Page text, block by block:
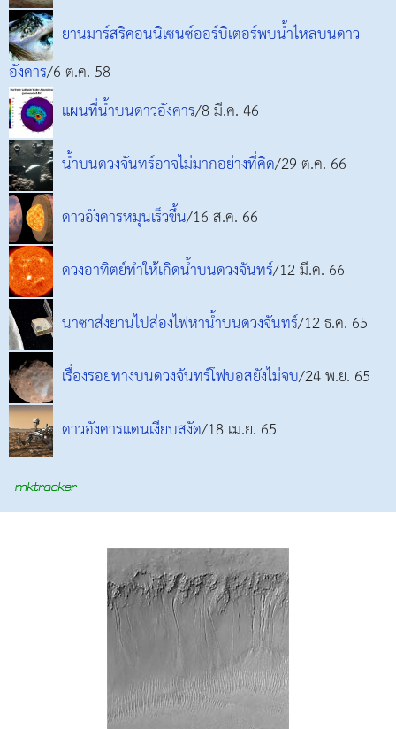
ยานมาร์สริคอนนิเซนซ์ออร์บิเตอร์พบน้ำไหลบนดาว
อังคาร/6 ต.ค. 58
แผนที่น้ำบนดาวอังคาร/8 มี.ค. 46
น้ำบนดวงจันทร์อาจไม่มากอย่างที่คิด/29 ต.ค. 66
ดาวอังคารหมุนเร็วขึ้น/16 ส.ค. 66
ดวงอาทิตย์ทำให้เกิดน้ำบนดวงจันทร์/12 มี.ค. 66
นาซาส่งยานไปส่องไฟหาน้ำบนดวงจันทร์/12 ธ.ค. 65
เรื่องรอยทางบนดวงจันทร์โฟบอสยังไม่จบ/24 พ.ย. 65
ดาวอังคารแดนเงียบสงัด/18 เม.ย. 65